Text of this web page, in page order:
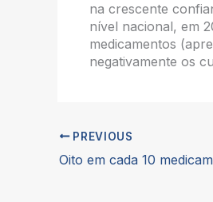
na crescente
nível nacional, em
medicamentos
negativamente os
PREVIOUS